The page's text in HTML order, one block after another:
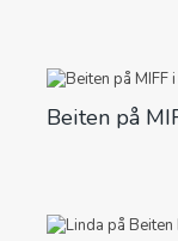
Beiten på